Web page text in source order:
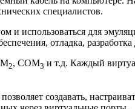
специалистов.
и использоваться для
отладка,
2, COM3 и т.д. Каждый
создавать,